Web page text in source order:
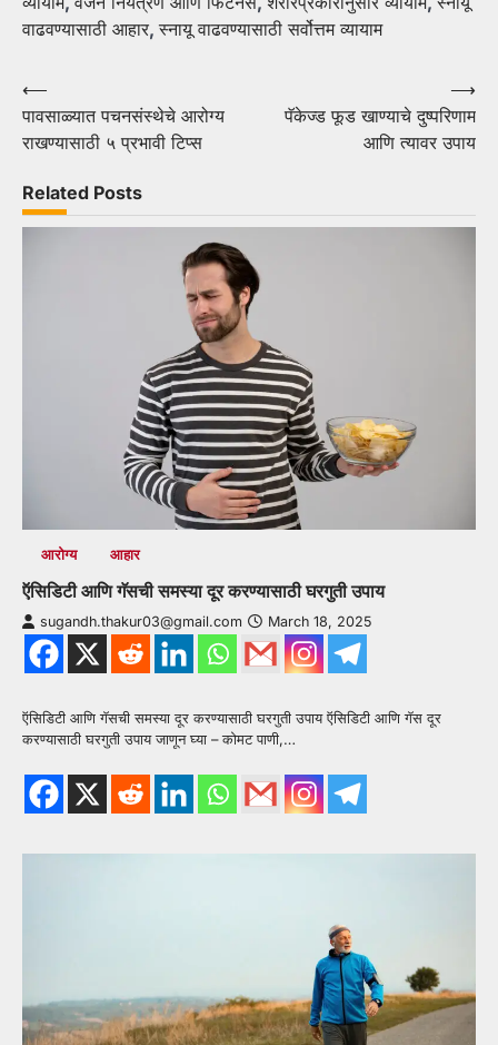
वाढवण्यासाठी आहार,स्नायू वाढवण्यासाठी सर्वोत्तम व्यायाम
Post
navigation
⟵
पावसाळ्यात पचनसंस्थेचे आरोग्य
राखण्यासाठी ५ प्रभावी टिप्स
पॅकेज्ड फूड खाण्याचे दुष्परिणाम
आणि त्यावर उपाय
⟶
Related Posts
आरोग्य आहार
ऍसिडिटी आणि गॅसची समस्या दूर करण्यासाठी घरगुती उपाय
sugandh.thakur03@gmail.com March 18, 2025
ऍसिडिटी आणि गॅसची समस्या दूर करण्यासाठी घरगुती उपाय ऍसिडिटी आणि गॅस दूर
करण्यासाठी घरगुती उपाय जाणून घ्या – कोमट पाणी,…